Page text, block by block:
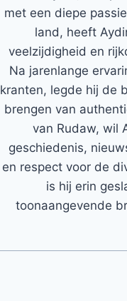
met een diepe
land, heeft
veelzijdigheid en
Na jarenlange
kranten, legde hij de
brengen van
van Rudaw, wil
geschiedenis,
en respect voor de
is hij erin
toonaangevende